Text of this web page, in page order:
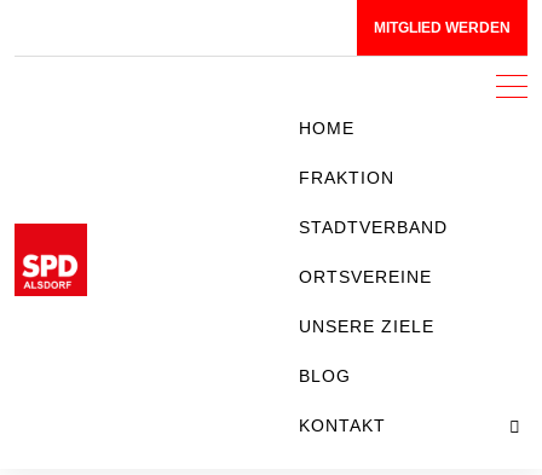
MITGLIED WERDEN
SPD Stadtverband Alsdorf
Mit Herz & Leidenschaft für Alsdorf!
HOME
FRAKTION
STADTVERBAND
ORTSVEREINE
UNSERE ZIELE
BLOG
KONTAKT